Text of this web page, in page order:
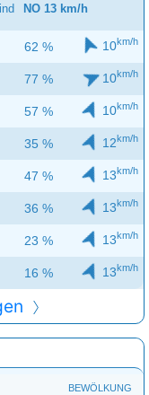
NO 13 km/h
62 % 10km/h
77 % 10km/h
57 % 10km/h
35 % 12km/h
47 % 13km/h
36 % 13km/h
23 % 13km/h
16 % 13km/h
BEWÖLKUNG